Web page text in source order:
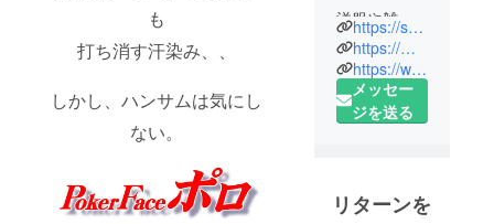
も
打ち消す汗染み、、
しかし、ハンサムは気にし
ない。
洋服や雑貨
の企画/デザ
イン/生産/販
売を一貫し
て手掛ける
https://shop.monogoto-wear.com/
https://monogoto-wear.com/
https://www.instagram.com/monogoto.wear/
メッセー
ジを送る
リターンを